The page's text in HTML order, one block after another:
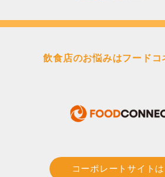
飲食店のお悩みはフードコ
コーポレートサイト